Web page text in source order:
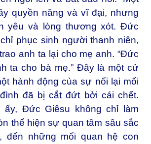
quyền năng và vĩ đại, nhưng
yêu và lòng thương xót. Đức
phục sinh người thanh niên,
anh ta lại cho mẹ anh. “Đức
ta cho bà mẹ.” Đây là một cử
hành động của sự nối lại mối
đã bị cắt đứt bởi cái chết.
ấy, Đức Giêsu không chỉ làm
thể hiện sự quan tâm sâu sắc
đến những mối quan hệ con